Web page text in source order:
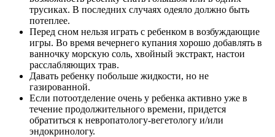
трусиках. В последних случаях одеяло должно быть
потеплее.
Перед сном нельзя играть с ребенком в возбуждающие
игры. Во время вечернего купания хорошо добавлять в
ванночку морскую соль, хвойный экстракт, настои
расслабляющих трав.
Давать ребенку побольше жидкости, но не
газированной.
Если потоотделение очень у ребенка активно уже в
течение продолжительного времени, придется
обратиться к невропатологу-вегетологу и/или
эндокринологу.